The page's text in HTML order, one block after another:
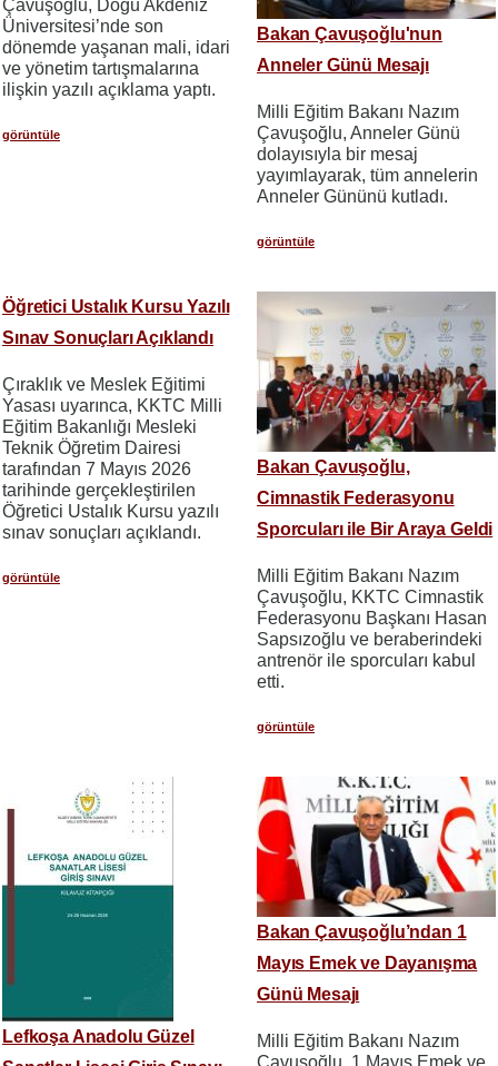
Çavuşoğlu, Doğu Akdeniz
Üniversitesi’nde son
dönemde yaşanan mali, idari
ve yönetim tartışmalarına
ilişkin yazılı açıklama yaptı.
görüntüle
Bakan Çavuşoğlu'nun
Anneler Günü Mesajı
Milli Eğitim Bakanı Nazım
Çavuşoğlu, Anneler Günü
dolayısıyla bir mesaj
yayımlayarak, tüm annelerin
Anneler Gününü kutladı.
görüntüle
Öğretici Ustalık Kursu Yazılı
Sınav Sonuçları Açıklandı
Çıraklık ve Meslek Eğitimi
Yasası uyarınca, KKTC Milli
Eğitim Bakanlığı Mesleki
Teknik Öğretim Dairesi
tarafından 7 Mayıs 2026
tarihinde gerçekleştirilen
Öğretici Ustalık Kursu yazılı
sınav sonuçları açıklandı.
görüntüle
Bakan Çavuşoğlu,
Cimnastik Federasyonu
Sporcuları ile Bir Araya Geldi
Milli Eğitim Bakanı Nazım
Çavuşoğlu, KKTC Cimnastik
Federasyonu Başkanı Hasan
Sapsızoğlu ve beraberindeki
antrenör ile sporcuları kabul
etti.
görüntüle
Lefkoşa Anadolu Güzel
Bakan Çavuşoğlu’ndan 1
Mayıs Emek ve Dayanışma
Günü Mesajı
Milli Eğitim Bakanı Nazım
Çavuşoğlu, 1 Mayıs Emek ve